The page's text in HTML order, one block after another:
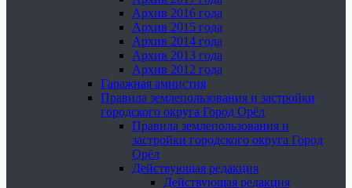
Архив 2016 года
Архив 2015 года
Архив 2014 года
Архив 2013 года
Архив 2012 года
Гаражная амнистия
Правила землепользования и застройки
городского округа Город Орёл
Правила землепользования и
застройки городского округа Город
Орёл
Действующая редакция
Действующая редакция